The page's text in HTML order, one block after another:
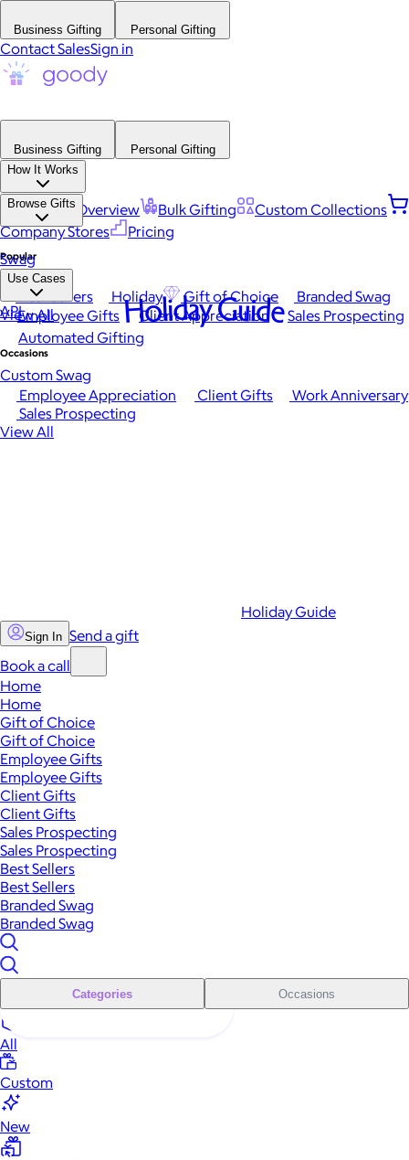
Business Gifting Personal Gifting
Contact SalesSign in
Business Gifting
Personal Gifting
How It Works
Platform Overview Bulk Gifting
Custom Collections
Company Stores
Pricing
Browse Gifts
Popular
Best Sellers Holiday Gift of Choice
Branded Swag
View All
Occasions
Employee Appreciation Client Gifts
Work Anniversary
Sales Prospecting
View All
Swag
Use Cases
Employee Gifts Client Appreciation
Sales Prospecting
Automated Gifting
Custom Swag
API Holiday Guide
Holiday Guide
Sign In Send a gift
Book a call
Home
Home
Gift of Choice
Gift of Choice
Employee Gifts
Employee Gifts
Client Gifts
Client Gifts
Sales Prospecting
Sales Prospecting
Best Sellers
Best Sellers
Branded Swag
Branded Swag
Categories Occasions
All
Custom
New